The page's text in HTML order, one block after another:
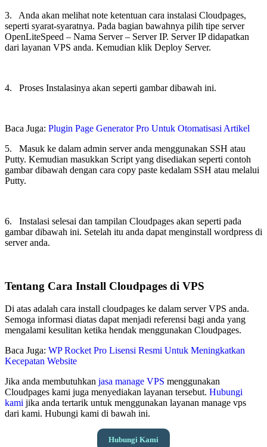
3. Anda akan melihat note ketentuan cara instalasi Cloudpages,
seperti syarat-syaratnya. Pada bagian bawahnya pilih tipe server
OpenLiteSpeed – Nama Server – Server IP. Server IP didapatkan
dari layanan VPS anda. Kemudian klik Deploy Server.
4. Proses Instalasinya akan seperti gambar dibawah ini.
Baca Juga: Plugin Page Generator Pro Untuk Otomatisasi Artikel
5. Masuk ke dalam admin server anda menggunakan SSH atau
Putty. Kemudian masukkan Script yang disediakan seperti contoh
gambar dibawah dengan cara copy paste kedalam SSH atau melalui
Putty.
6. Instalasi selesai dan tampilan Cloudpages akan seperti pada
gambar dibawah ini. Setelah itu anda dapat menginstall wordpress di
server anda.
Tentang Cara Install Cloudpages di VPS
Di atas adalah cara install cloudpages ke dalam server VPS anda.
Semoga informasi diatas dapat menjadi referensi bagi anda yang
mengalami kesulitan ketika hendak menggunakan Cloudpages.
Baca Juga: WP Rocket Pro Lisensi Resmi Untuk Meningkatkan
Kecepatan Website
Jika anda membutuhkan jasa manage VPS menggunakan
Cloudpages kami juga menyediakan layanan tersebut. Hubungi
kami jika anda tertarik untuk menggunakan layanan manage vps
dari kami. Hubungi kami di bawah ini.
Hubungi Kami